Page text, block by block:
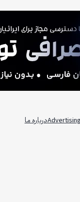
درباره ما